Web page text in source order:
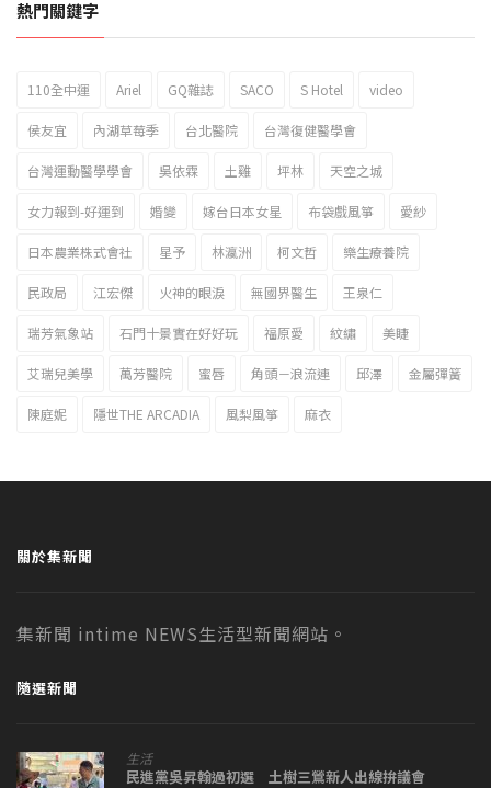
2023新北市北海岸國際風箏節「風在石起」霸氣回歸
熱門關鍵字
110全中運 Ariel GQ雜誌 SACO S Hotel video
侯友宜 內湖草莓季 台北醫院 台灣復健醫學會
台灣運動醫學學會 吳依霖 土雞 坪林 天空之城
女力報到-好運到 婚變 嫁台日本女星 布袋戲風箏 愛紗
日本農業株式會社 星予 林瀛洲 柯文哲 樂生療養院
民政局 江宏傑 火神的眼淚 無國界醫生 王泉仁
瑞芳氣象站 石門十景實在好好玩 福原愛 紋繡 美睫
艾瑞兒美學 萬芳醫院 蜜唇 角頭－浪流連 邱澤 金屬彈簧
陳庭妮 隱世THE ARCADIA 風梨風箏 麻衣
關於集新聞
集新聞 intime NEWS生活型新聞網站。
隨選新聞
生活
民進黨吳昇翰過初選 土樹三鶯新人出線拚議會